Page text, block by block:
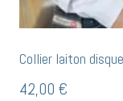
Collier laiton
42,00 €